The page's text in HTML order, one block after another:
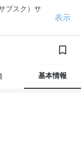
ブスク）サ
表示
基本情報